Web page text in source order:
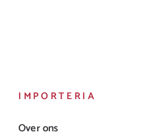
IMPORTERIA
Over ons